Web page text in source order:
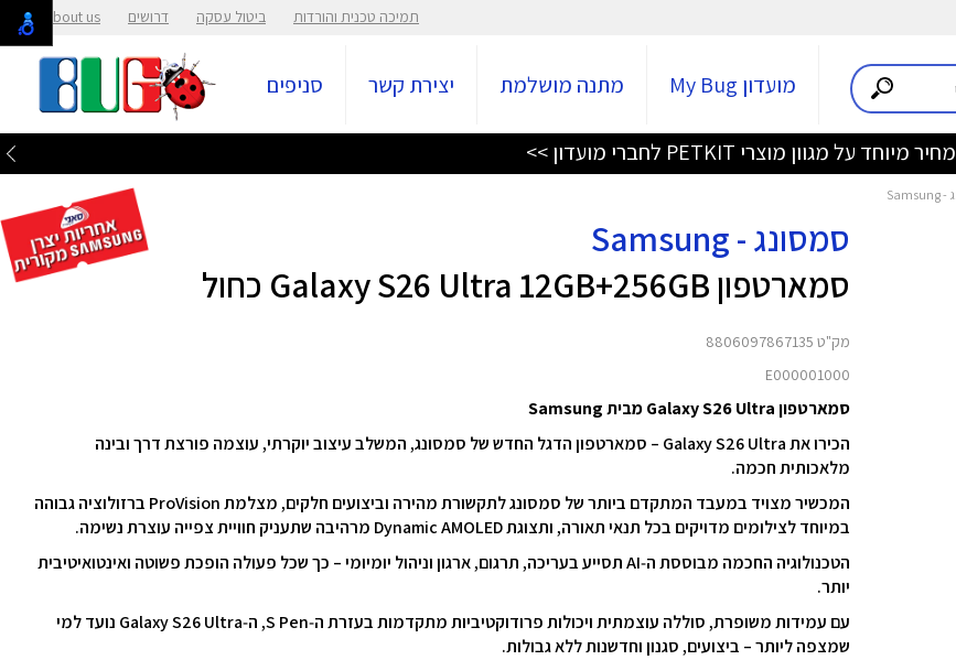
תמיכה טכנית והורדות ביטול עסקה דרושים About us
מועדון My Bug מתנה מושלמת יצירת קשר סניפים
מחיר מיוחד על מגוון מוצרי PETKIT לחברי מועדון >>
סמסונג - Samsung
סמארטפון Galaxy S26 Ultra 12GB+256GB כחול
מק"ט 8806097867135
E000001000
סמארטפון Galaxy S26 Ultra מבית Samsung
הכירו את Galaxy S26 Ultra – סמארטפון הדגל החדש של סמסונג, המשלב עיצוב יוקרתי, עוצמה פורצת דרך ובינה
מלאכותית חכמה.
המכשיר מצויד במעבד המתקדם ביותר של סמסונג לתקשורת מהירה וביצועים חלקים, מצלמת ProVision ברזולוציה גבוהה
במיוחד לצילומים מדויקים בכל תנאי תאורה, ותצוגת Dynamic AMOLED מרהיבה שתעניק חוויית צפייה עוצרת נשימה.
הטכנולוגיה החכמה מבוססת ה‑AI תסייע בעריכה, תרגום, ארגון וניהול יומיומי – כך שכל פעולה הופכת פשוטה ואינטואיטיבית
יותר.
עם עמידות משופרת, סוללה עוצמתית ויכולות פרודוקטיביות מתקדמות בעזרת ה‑S Pen, ה‑Galaxy S26 Ultra נועד למי
שמצפה ליותר – ביצועים, סגנון וחדשנות ללא גבולות.